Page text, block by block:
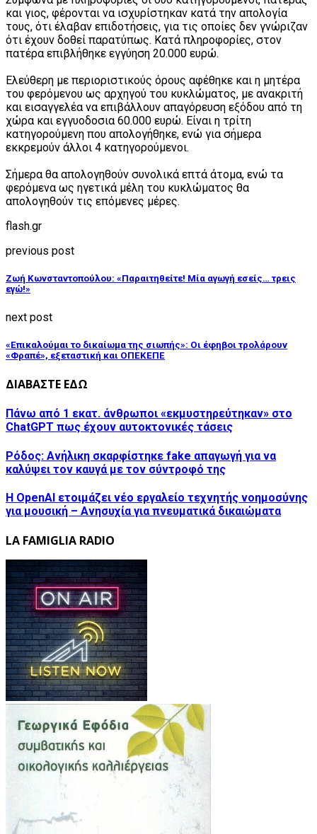
και γιος, φέρονται να ισχυρίστηκαν κατά την απολογία
τους, ότι έλαβαν επιδοτήσεις, για τις οποίες δεν γνώριζαν
ότι έχουν δοθεί παρατύπως. Κατά πληροφορίες, στον
πατέρα επιβλήθηκε εγγύηση 20.000 ευρώ.
Ελεύθερη με περιοριστικούς όρους αφέθηκε και η μητέρα
του φερόμενου ως αρχηγού του κυκλώματος, με ανακριτή
και εισαγγελέα να επιβάλλουν απαγόρευση εξόδου από τη
χώρα και εγγυοδοσια 60.000 ευρώ. Είναι η τρίτη
κατηγορούμενη που απολογήθηκε, ενώ για σήμερα
εκκρεμούν άλλοι 4 κατηγορούμενοι.
Σήμερα θα απολογηθούν συνολικά επτά άτομα, ενώ τα
φερόμενα ως ηγετικά μέλη του κυκλώματος θα
απολογηθούν τις επόμενες μέρες.
flash.gr
previous post
Ζωή Κωνσταντοπούλου: «Παραιτηθείτε! Μία αγωγή εσείς… τρεις
εγώ!»
next post
«Επικαλούμαι το δικαίωμα της σιωπής»: Οι έφηβοι τρολάρουν
«Φραπέ», εξεταστική και ΟΠΕΚΕΠΕ
ΔΙΑΒΑΣΤΕ ΕΔΩ
Πάνω από 1 εκατ. άνθρωποι «εκμυστηρεύτηκαν» στο
ChatGPT πως έχουν αυτοκτονικές τάσεις
Ρόδος: Ανήλικη σκαρφίστηκε fake απαγωγή για να
καλύψει τον καυγά με τον σύντροφό της
Η OpenAI ετοιμάζει νέο εργαλείο τεχνητής νοημοσύνης
για μουσική – Ανησυχία για πνευματικά δικαιώματα
LA FAMIGLIA RADIO